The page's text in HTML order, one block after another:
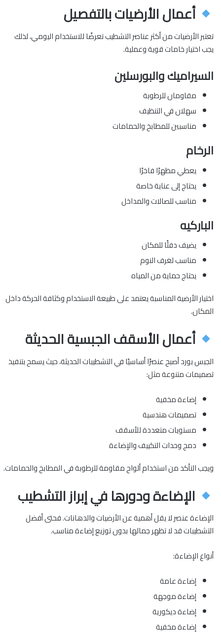
أعمال الأرضيات بالتفصيل
تعتبر الأرضيات من أكثر عناصر التشطيب تعرضًا للاستخدام اليومي، لذلك
يجب اختيار خامات قوية وعملية.
السيراميك والبورسلين
مقاومان للرطوبة
سهلان في التنظيف
مناسبين للمطابخ والحمامات
الرخام
يعطي مظهرًا فاخرًا
يحتاج إلى عناية خاصة
مناسب للصالات والمداخل
الباركيه
يضيف دفئًا للمكان
مناسب لغرف النوم
يحتاج حماية من المياه
اختيار الأرضية المناسبة يعتمد على طبيعة الاستخدام وكثافة الحركة داخل
المكان.
أعمال الأسقف الجبسية الحديثة
الجبس بورد أصبح عنصرًا أساسيًا في التشطيبات الحديثة، حيث يسمح بتنفيذ
تصميمات متنوعة مثل:
إضاءة مخفية
تصميمات هندسية
مستويات متعددة للأسقف
دمج وحدات التكييف والإضاءة
ويجب التأكد من استخدام ألواح مقاومة للرطوبة في المطابخ والحمامات.
الإضاءة ودورها في إبراز التشطيب
الإضاءة عنصر لا يقل أهمية عن الأرضيات والدهانات. فحتى أفضل
التشطيبات قد لا تظهر جمالها بدون توزيع إضاءة مناسب.
أنواع الإضاءة:
إضاءة عامة
إضاءة موجهة
إضاءة ديكورية
إضاءة مخفية